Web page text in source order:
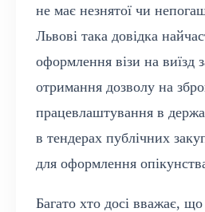
не має незнятої чи
Львові така довідка
оформлення візи на виїзд
отримання дозволу на
працевлаштування в
в тендерах публічних
для оформлення
Багато хто досі вважає,